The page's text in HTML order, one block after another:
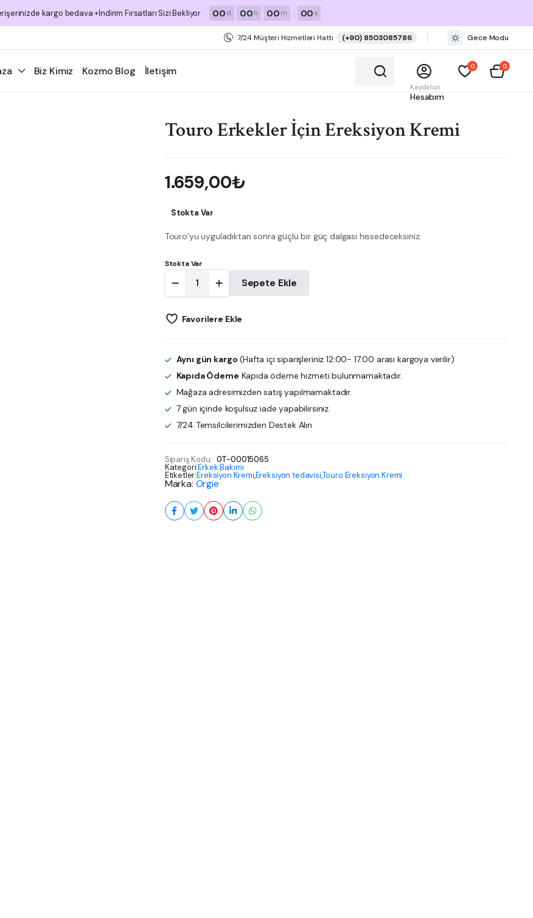
kargo bedava +İndirim Fırsatları Sizi Bekliyor 00d 00h 00m : 00s
7/24 Müşteri Hizmetleri Hattı (+90) 8503085786 Gece Modu
Biz Kimiz Kozmo Blog İletişim
Kaydolun
Hesabım
0 0
Touro Erkekler İçin Ereksiyon Kremi
1.659,00₺
Stokta Var
Touro’yu uyguladıktan sonra güçlü bir güç dalgası hissedeceksiniz.
Stokta Var
Erkekler
İçin
Kremi
Sepete Ekle
Favorilere Ekle
Aynı gün kargo (Hafta içi siparişleriniz 12:00- 17:00 arası kargoya verilir)
Kapıda Ödeme Kapıda ödeme hizmeti bulunmamaktadır.
Mağaza adresimizden satış yapılmamaktadır.
7 gün içinde koşulsuz iade yapabilirsiniz.
7/24 Temsilcilerimizden Destek Alın
Sipariş Kodu: 0T-00015065
Kategori:Erkek Bakımı
Etiketler:Ereksiyon Kremi,Ereksiyon tedavisi,Touro Ereksiyon Kremi
Marka: Orgie